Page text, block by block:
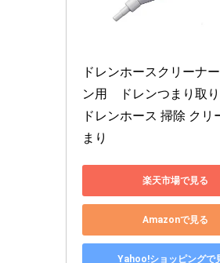
ドレンホースクリーナ
ン用　ドレンつまり取
ドレンホース 掃除 クリ
まり
楽天市場で見る
Amazonで見る
Yahoo!ショッピングで